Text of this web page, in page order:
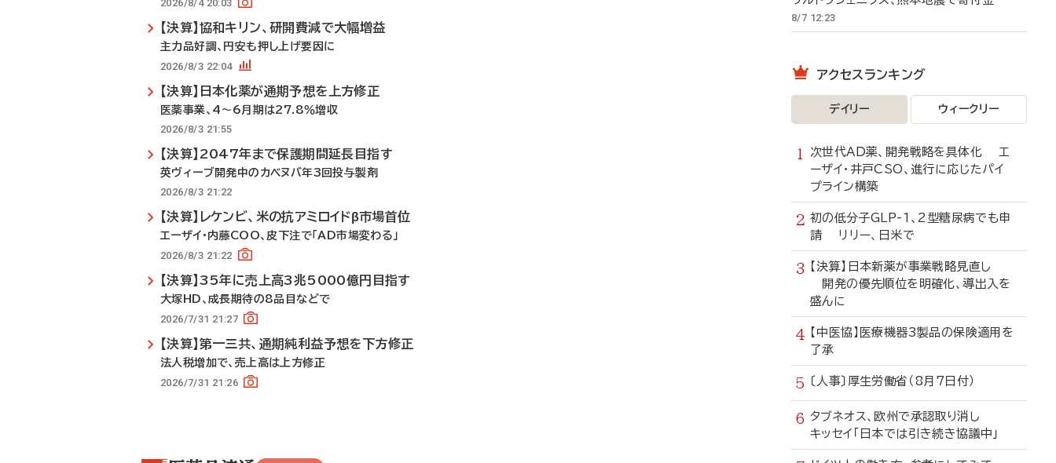
2026/8/4 20:03
【決算】協和キリン、研開費減で大幅増益
主力品好調、円安も押し上げ要因に
2026/8/3 22:04
【決算】日本化薬が通期予想を上方修正
医薬事業、4～6月期は27.8％増収
2026/8/3 21:55
【決算】2047年まで保護期間延長目指す
英ヴィーブ開発中のカベヌバ年3回投与製剤
2026/8/3 21:22
【決算】レケンビ、米の抗アミロイドβ市場首位
エーザイ・内藤COO、皮下注で「AD市場変わる」
2026/8/3 21:22
【決算】35年に売上高3兆5000億円目指す
大塚HD、成長期待の8品目などで
2026/7/31 21:27
【決算】第一三共、通期純利益予想を下方修正
法人税増加で、売上高は上方修正
2026/7/31 21:26
8/7 12:23
アクセスランキング
デイリー ウィークリー
次世代AD薬、開発戦略を具体化 エ
ーザイ・井戸CSO、進行に応じたパイ
プライン構築
初の低分子GLP-1、2型糖尿病でも申
請 リリー、日米で
【決算】日本新薬が事業戦略見直し
開発の優先順位を明確化、導出入を
盛んに
【中医協】医療機器3製品の保険適用を
了承
〔人事〕厚生労働省（8月7日付）
タブネオス、欧州で承認取り消し
キッセイ「日本では引き続き協議中」